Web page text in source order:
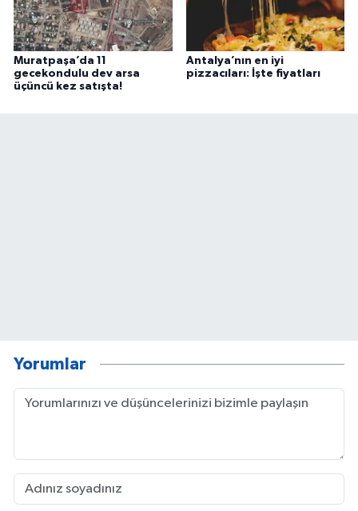
Muratpaşa’da 11
gecekondulu dev arsa
üçüncü kez satışta!
Antalya’nın en iyi
pizzacıları: İşte fiyatları
Yorumlar